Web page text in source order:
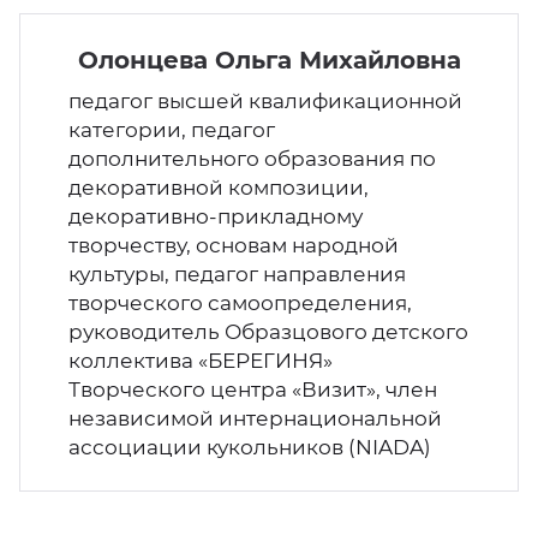
Олонцева Ольга Михайловна
педагог высшей квалификационной
категории, педагог
дополнительного образования по
декоративной композиции,
декоративно-прикладному
творчеству, основам народной
культуры, педагог направления
творческого самоопределения,
руководитель Образцового детского
коллектива «БЕРЕГИНЯ»
Творческого центра «Визит», член
независимой интернациональной
ассоциации кукольников (NIADA)